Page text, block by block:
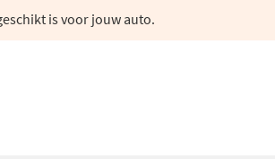
is voor jouw auto.